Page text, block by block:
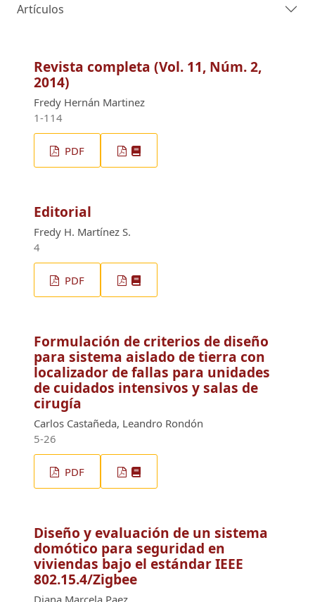
Artículos
Revista completa (Vol. 11, Núm. 2,
2014)
Fredy Hernán Martinez
1-114
PDF
Editorial
Fredy H. Martínez S.
4
PDF
Formulación de criterios de diseño
para sistema aislado de tierra con
localizador de fallas para unidades
de cuidados intensivos y salas de
cirugía
Carlos Castañeda, Leandro Rondón
5-26
PDF
Diseño y evaluación de un sistema
domótico para seguridad en
viviendas bajo el estándar IEEE
802.15.4/Zigbee
Diana Marcela Paez